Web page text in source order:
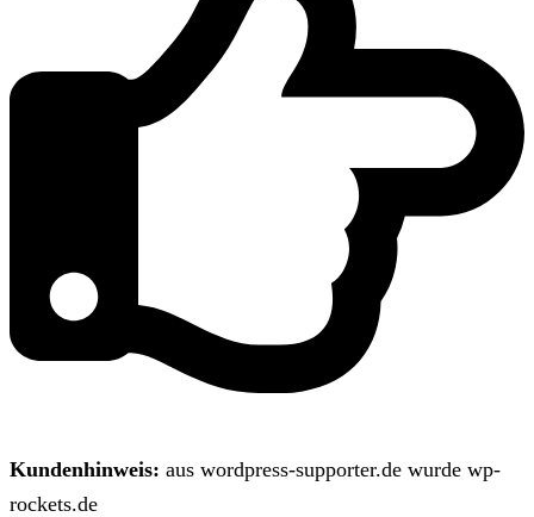
Kundenhinweis: aus wordpress-supporter.de wurde wp-
rockets.de